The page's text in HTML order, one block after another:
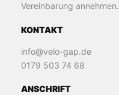
Vereinbarung annehmen.
KONTAKT
info@velo-gap.de
0179 503 74 68
ANSCHRIFT